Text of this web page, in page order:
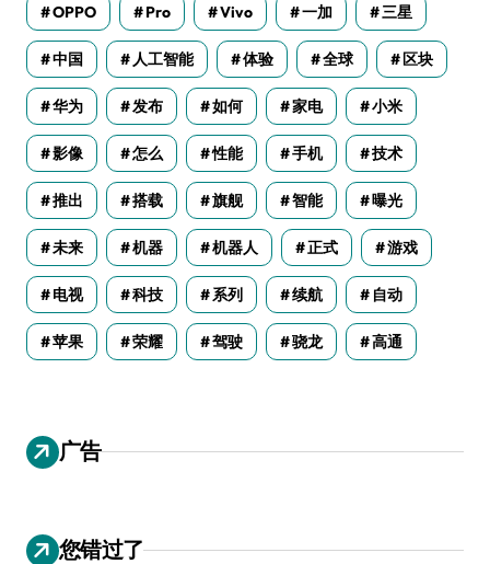
OPPO Pro Vivo 一加 三星
中国 人工智能 体验 全球 区块
华为 发布 如何 家电 小米
影像 怎么 性能 手机 技术
推出 搭载 旗舰 智能 曝光
未来 机器 机器人 正式 游戏
电视 科技 系列 续航 自动
苹果 荣耀 驾驶 骁龙 高通
广告
您错过了